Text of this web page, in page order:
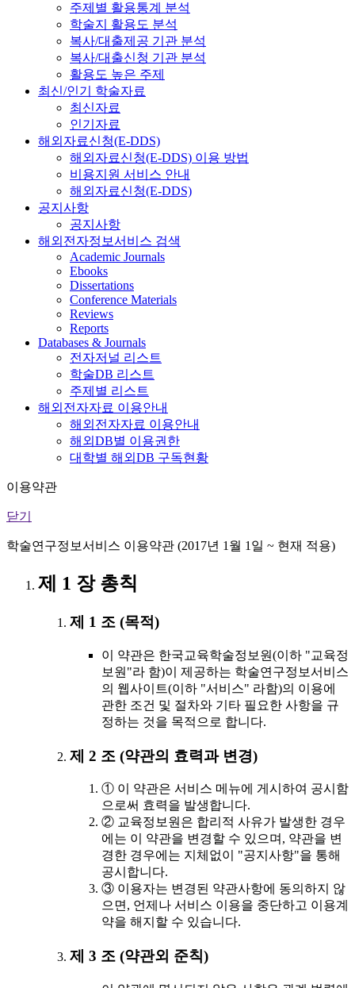
주제별 활용통계 분석
학술지 활용도 분석
복사/대출제공 기관 분석
복사/대출신청 기관 분석
활용도 높은 주제
최신/인기 학술자료
최신자료
인기자료
해외자료신청(E-DDS)
해외자료신청(E-DDS) 이용 방법
비용지원 서비스 안내
해외자료신청(E-DDS)
공지사항
공지사항
해외전자정보서비스 검색
Academic Journals
Ebooks
Dissertations
Conference Materials
Reviews
Reports
Databases & Journals
전자저널 리스트
학술DB 리스트
주제별 리스트
해외전자자료 이용안내
해외전자자료 이용안내
해외DB별 이용권한
대학별 해외DB 구독현황
이용약관
닫기
학술연구정보서비스 이용약관 (2017년 1월 1일 ~ 현재 적용)
제 1 장 총칙
제 1 조 (목적)
이 약관은 한국교육학술정보원(이하 "교육정
보원"라 함)이 제공하는 학술연구정보서비스
의 웹사이트(이하 "서비스" 라함)의 이용에
관한 조건 및 절차와 기타 필요한 사항을 규
정하는 것을 목적으로 합니다.
제 2 조 (약관의 효력과 변경)
① 이 약관은 서비스 메뉴에 게시하여 공시함
으로써 효력을 발생합니다.
② 교육정보원은 합리적 사유가 발생한 경우
에는 이 약관을 변경할 수 있으며, 약관을 변
경한 경우에는 지체없이 "공지사항"을 통해
공시합니다.
③ 이용자는 변경된 약관사항에 동의하지 않
으면, 언제나 서비스 이용을 중단하고 이용계
약을 해지할 수 있습니다.
제 3 조 (약관외 준칙)